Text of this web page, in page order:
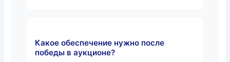
Какое обеспечение нужно после
победы в аукционе?